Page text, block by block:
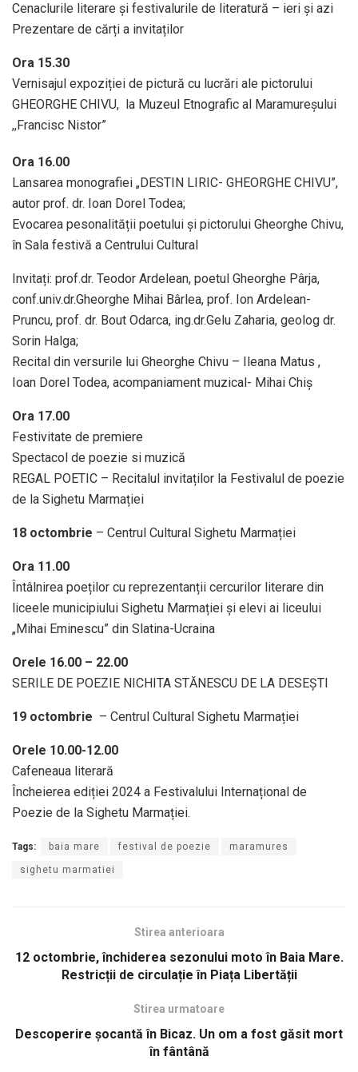
Cenaclurile literare și festivalurile de literatură – ieri și azi
Prezentare de cărți a invitaților
Ora 15.30
Vernisajul expoziției de pictură cu lucrări ale pictorului
GHEORGHE CHIVU, la Muzeul Etnografic al Maramureșului
,,Francisc Nistor”
Ora 16.00
Lansarea monografiei „DESTIN LIRIC- GHEORGHE CHIVU”,
autor prof. dr. Ioan Dorel Todea;
Evocarea pesonalității poetului și pictorului Gheorghe Chivu,
în Sala festivă a Centrului Cultural
Invitați: prof.dr. Teodor Ardelean, poetul Gheorghe Pârja,
conf.univ.dr.Gheorghe Mihai Bârlea, prof. Ion Ardelean-
Pruncu, prof. dr. Bout Odarca, ing.dr.Gelu Zaharia, geolog dr.
Sorin Halga;
Recital din versurile lui Gheorghe Chivu – Ileana Matus ,
Ioan Dorel Todea, acompaniament muzical- Mihai Chiș
Ora 17.00
Festivitate de premiere
Spectacol de poezie si muzică
REGAL POETIC – Recitalul invitaților la Festivalul de poezie
de la Sighetu Marmației
18 octombrie – Centrul Cultural Sighetu Marmației
Ora 11.00
Întâlnirea poeților cu reprezentanții cercurilor literare din
liceele municipiului Sighetu Marmației și elevi ai liceului
„Mihai Eminescu” din Slatina-Ucraina
Orele 16.00 – 22.00
SERILE DE POEZIE NICHITA STĂNESCU DE LA DESEȘTI
19 octombrie – Centrul Cultural Sighetu Marmației
Orele 10.00-12.00
Cafeneaua literară
Încheierea ediției 2024 a Festivalului Internațional de
Poezie de la Sighetu Marmației.
Tags: baia mare festival de poezie maramures
sighetu marmatiei
Stirea anterioara
12 octombrie, închiderea sezonului moto în Baia Mare.
Restricții de circulație în Piața Libertății
Stirea urmatoare
Descoperire șocantă în Bicaz. Un om a fost găsit mort
în fântână